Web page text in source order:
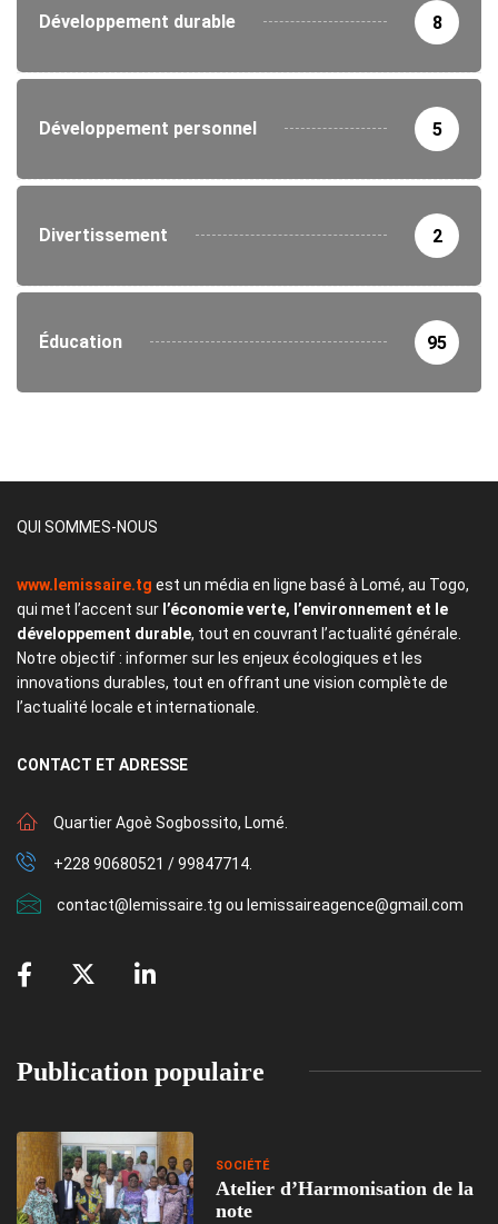
Développement durable 8
Développement personnel 5
Divertissement 2
Éducation 95
QUI SOMMES-NOUS
www.lemissaire.tg est un média en ligne basé à Lomé, au Togo,
qui met l’accent sur l’économie verte, l’environnement et le
développement durable, tout en couvrant l’actualité générale.
Notre objectif : informer sur les enjeux écologiques et les
innovations durables, tout en offrant une vision complète de
l’actualité locale et internationale.
CONTACT ET ADRESSE
Quartier Agoè Sogbossito, Lomé.
+228 90680521 / 99847714.
contact@lemissaire.tg ou lemissaireagence@gmail.com
Publication populaire
SOCIÉTÉ
Atelier d’Harmonisation de la
note